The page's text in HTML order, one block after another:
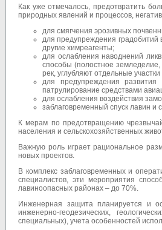
Как уже отмечалось, предотвратить
природных явлений и процессов,
для смягчения эрозивных
для предупреждения градобитий
другие химреагенты;
для ослабления наводнений
способы (полостное
рек, углубляют отдельные участки
для предупреждения
патрулирование средствами
для ослабления воздействия
заблаговременный спуск лавин и
К мерам по предотвращению
населения и сельскохозяйственных
Важную роль играет рациональное
новых проектов.
В комплекс заблаговременных и
специалистов, эти мероприятия
лавиноопасных районах – до 70%.
Инженерная защита планируется и
инженерно-геодезических,
специальных), учета особенностей